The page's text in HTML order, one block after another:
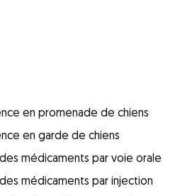
en promenade de chiens
en garde de chiens
médicaments par voie orale
médicaments par injection